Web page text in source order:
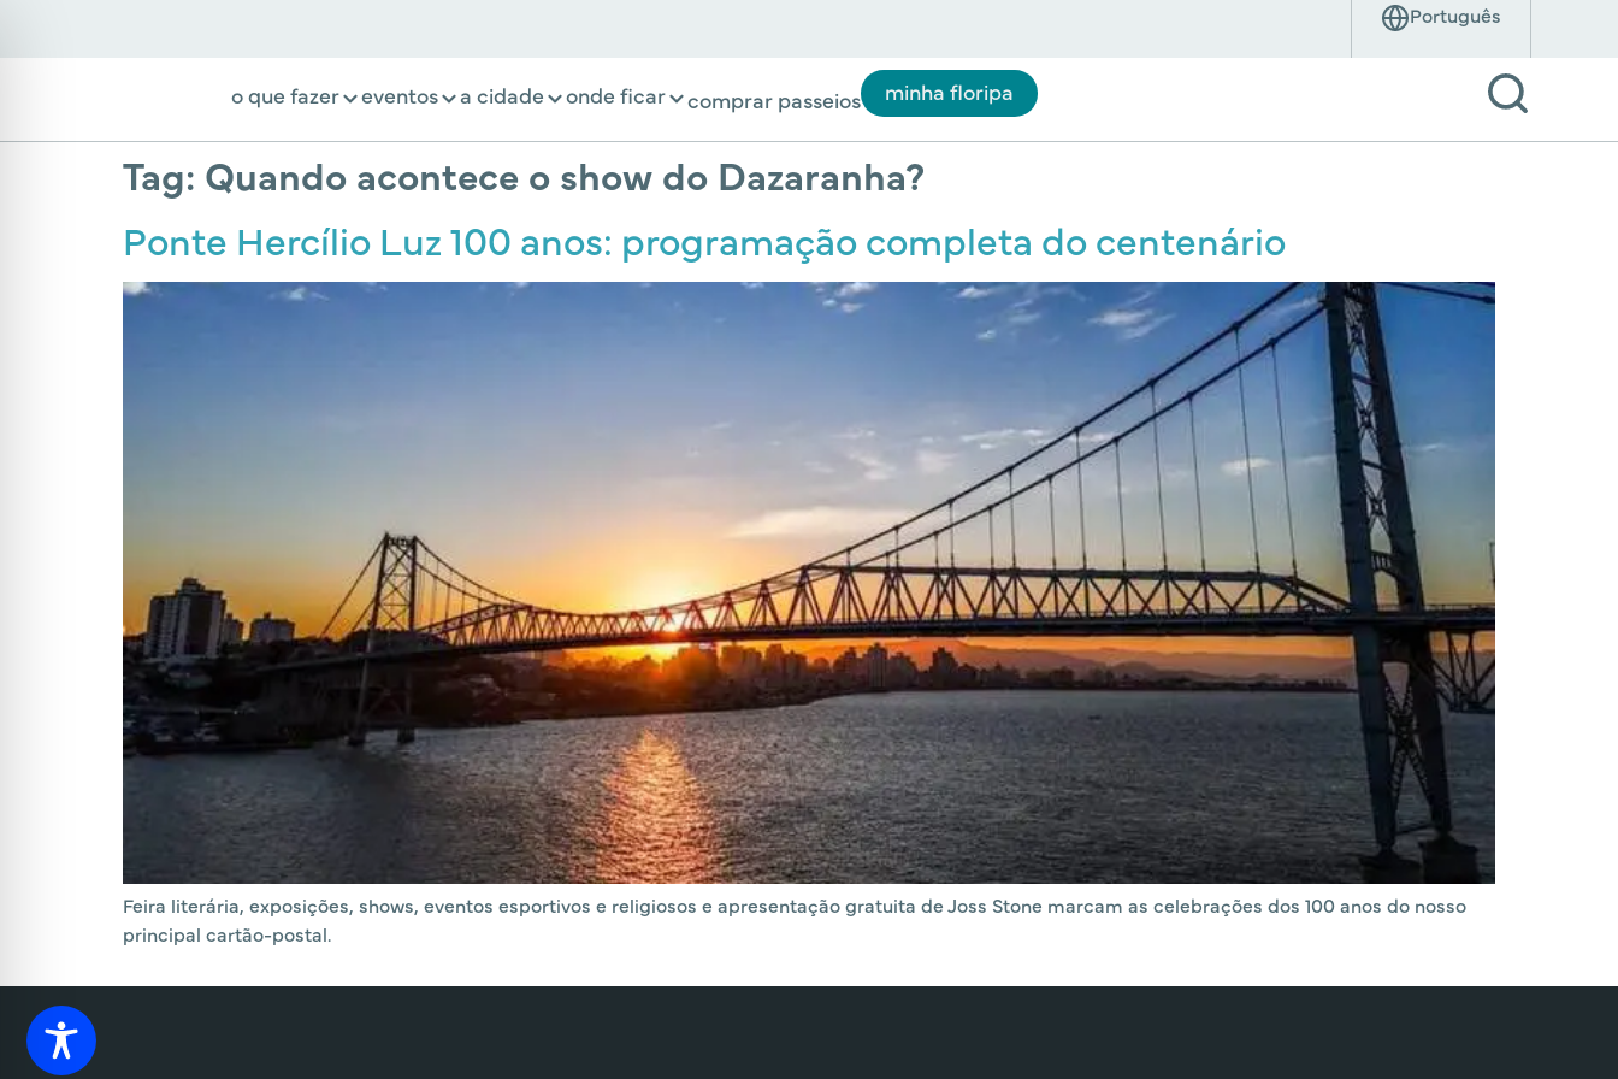
o que fazer eventos a cidade onde ficar comprar passeios minha floripa
Tag: Quando acontece o show do Dazaranha?
Ponte Hercílio Luz 100 anos: programação completa do centenário
Feira literária, exposições, shows, eventos esportivos e religiosos e apresentação gratuita de Joss Stone marcam as celebrações dos 100 anos do nosso
principal cartão-postal.